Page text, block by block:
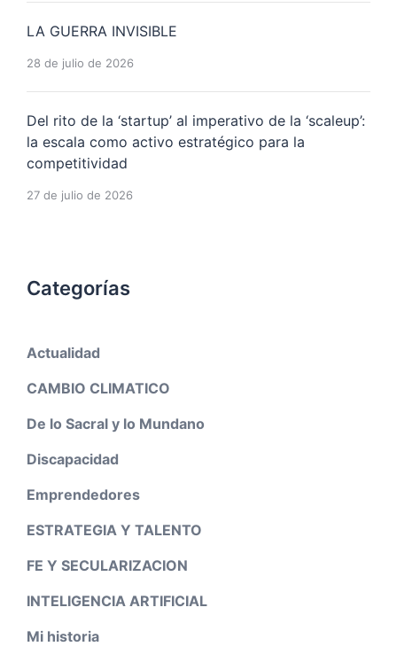
LA GUERRA INVISIBLE
28 de julio de 2026
Del rito de la ‘startup’ al imperativo de la ‘scaleup’:
la escala como activo estratégico para la
competitividad
27 de julio de 2026
Categorías
Actualidad
CAMBIO CLIMATICO
De lo Sacral y lo Mundano
Discapacidad
Emprendedores
ESTRATEGIA Y TALENTO
FE Y SECULARIZACION
INTELIGENCIA ARTIFICIAL
Mi historia